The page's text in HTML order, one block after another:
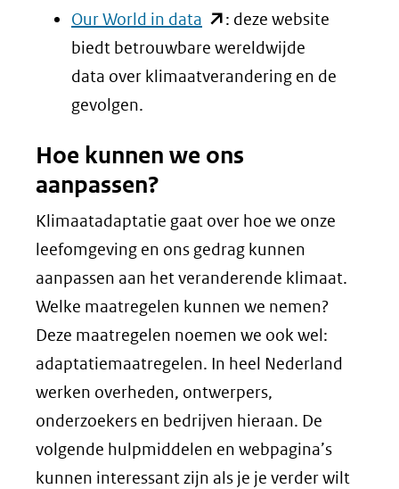
een
andere
website)
Our World in data (opent
in
nieuw
naar
andere
website)
: deze website
biedt betrouwbare wereldwijde
data over klimaatverandering en de
gevolgen.
Hoe kunnen we ons
aanpassen?
Klimaatadaptatie gaat over hoe we onze
leefomgeving en ons gedrag kunnen
aanpassen aan het veranderende klimaat.
Welke maatregelen kunnen we nemen?
Deze maatregelen noemen we ook wel:
adaptatiemaatregelen. In heel Nederland
werken overheden, ontwerpers,
onderzoekers en bedrijven hieraan. De
volgende hulpmiddelen en webpagina’s
kunnen interessant zijn als je je verder wilt